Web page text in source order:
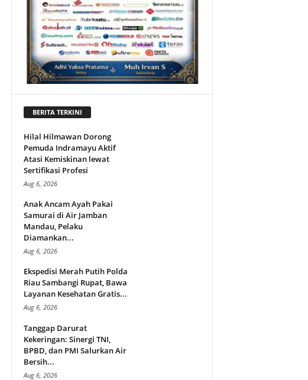
BERITA TERKINI
Hilal Hilmawan Dorong
Pemuda Indramayu Aktif
Atasi Kemiskinan lewat
Sertifikasi Profesi
Aug 6, 2026
Anak Ancam Ayah Pakai
Samurai di Air Jamban
Mandau, Pelaku
Diamankan...
Aug 6, 2026
Ekspedisi Merah Putih Polda
Riau Sambangi Rupat, Bawa
Layanan Kesehatan Gratis...
Aug 6, 2026
Tanggap Darurat
Kekeringan: Sinergi TNI,
BPBD, dan PMI Salurkan Air
Bersih...
Aug 6, 2026